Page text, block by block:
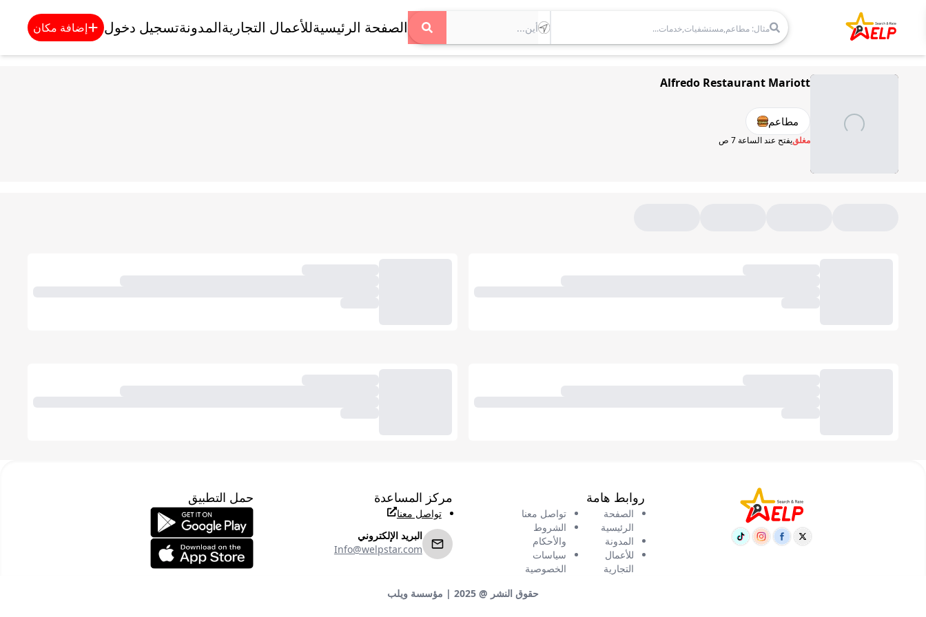
الصفحة الرئيسيةللأعمال التجاريةالمدونةتسجيل دخول إضافة مكان
Alfredo Restaurant Mariott
مطاعم
مغلقيفتح عند الساعة 7 ص
روابط هامة
الصفحة
الرئيسية
المدونة
للأعمال
التجارية
تواصل معنا
الشروط
والأحكام
سياسات
الخصوصية
مركز المساعدة
تواصل معنا
البريد الإلكتروني
Info@welpstar.com
حمل التطبيق
حقوق النشر @ 2025 | مؤسسة ويلب